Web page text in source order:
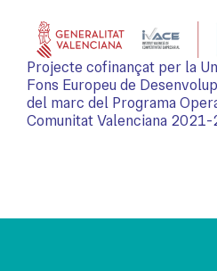
Projecte cofinançat per la
Fons Europeu de
del marc del Programa
Comunitat Valenciana